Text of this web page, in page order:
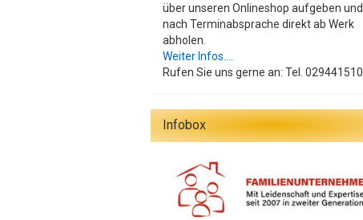
über unseren Onlineshop aufgeben und
nach Terminabsprache direkt ab Werk
abholen.
Weiter Infos....
Rufen Sie uns gerne an: Tel. 029441510
Infobox